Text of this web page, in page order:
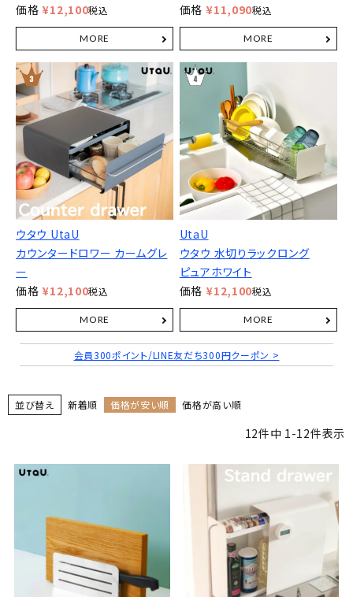
価格 ¥12,100税込
価格 ¥11,090税込
ウタウ UtaU
カウンタードロワー カームグレ
ー
価格 ¥12,100税込
UtaU
ウタウ 水切りラックロング
ピュアホワイト
価格 ¥12,100税込
会員300ポイント/LINE友だち300円クーポン >
並び替え 新着順 価格が安い順 価格が高い順
12件中 1-12件表示